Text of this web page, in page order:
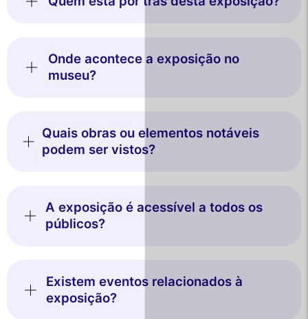
Onde acontece a exposição no
museu?
Quais obras ou elementos notáveis
podem ser vistos?
A exposição é acessível a todos os
públicos?
Existem eventos relacionados à
exposição?